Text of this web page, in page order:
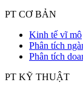
PT CƠ BẢN
Kinh tế vĩ mô
Phân tích
Phân tích
PT KỸ THUẬT